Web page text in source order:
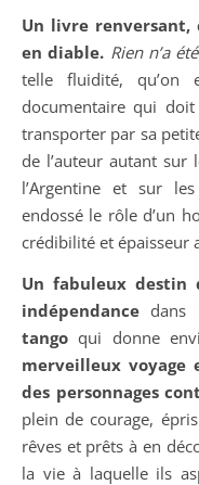
Un livre renversant,
en diable. Rien n’a
telle fluidité, qu’on
documentaire qui
transporter par sa
de l’auteur autant sur
l’Argentine et sur
endossé le rôle d’un
crédibilité et épaisseur
Un fabuleux destin
indépendance dans
tango qui donne
merveilleux voyage
des personnages
plein de courage,
rêves et prêts à en
la vie à laquelle ils